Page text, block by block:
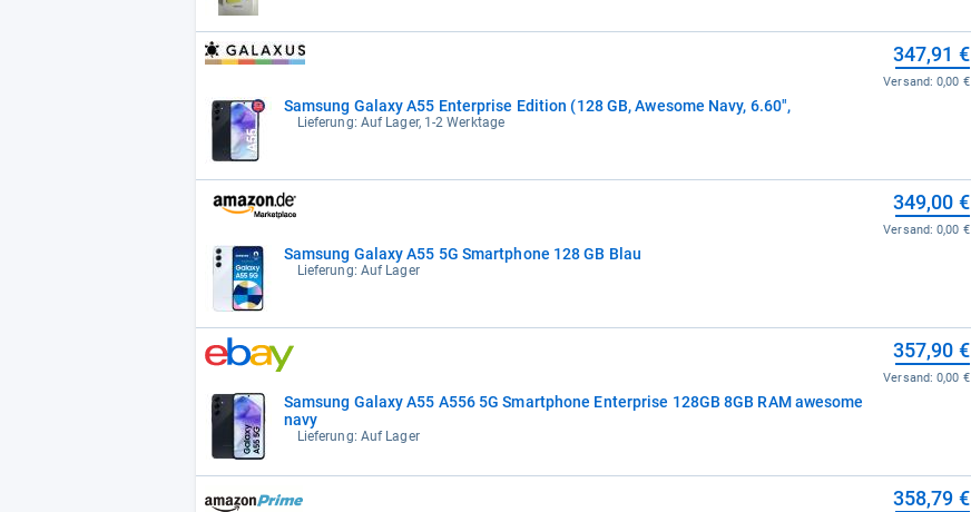
Samsung Galaxy A55 Enterprise Edition (128 GB, Awesome Navy, 6.60",
Lieferung: Auf Lager, 1-2 Werktage
347,91 €
Versand:0,00 €
Samsung Galaxy A55 5G Smartphone 128 GB Blau
Lieferung: Auf Lager
349,00 €
Versand:0,00 €
Samsung Galaxy A55 A556 5G Smartphone Enterprise 128GB 8GB RAM awesome
navy
Lieferung: Auf Lager
357,90 €
Versand:0,00 €
358,79 €